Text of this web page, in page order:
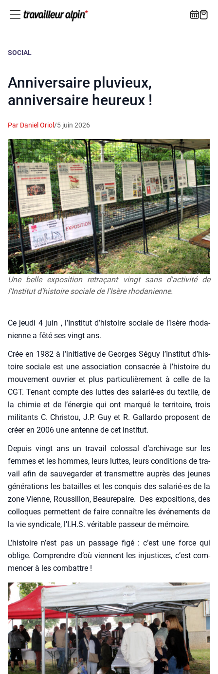
SOCIAL
Anniversaire pluvieux,
anniversaire heureux !
Par Daniel Oriol /5 juin 2026
Une belle exposition retraçant vingt sans d'activité de
l'Institut d'histoire sociale de l'Isère rhodanienne.
Ce jeu­di 4 juin , l’Ins­ti­tut d’his­toire sociale de l’I­sère rho­da­
nienne a fêté ses vingt ans.
Crée en 1982 à l’i­ni­tia­tive de Georges Séguy l’Ins­ti­tut d’his­
toire sociale est une asso­cia­tion consa­crée à l’his­toire du
mou­ve­ment ouvrier et plus par­ti­cu­liè­re­ment à celle de la
CGT. Tenant compte des luttes des sala­rié-es du tex­tile, de
la chi­mie et de l’éner­gie qui ont mar­qué le ter­ri­toire, trois
mili­tants C. Chris­tou, J.P. Guy et R. Gal­lar­do pro­posent de
créer en 2006 une antenne de cet ins­ti­tut.
Depuis vingt ans un tra­vail colos­sal d’ar­chi­vage sur les
femmes et les hommes, leurs luttes, leurs condi­tions de tra­
vail afin de sau­ve­gar­der et trans­mettre auprès des jeunes
géné­ra­tions les batailles et les conquis des sala­rié-es de la
zone Vienne, Rous­sillon, Beau­re­paire. Des expo­si­tions, des
col­loques per­mettent de faire connaître les évé­ne­ments de
la vie syn­di­cale, l’I.H.S. véri­table pas­seur de mémoire.
L’his­toire n’est pas un pas­sage figé : c’est une force qui
oblige. Com­prendre d’où viennent les injus­tices, c’est com­
men­cer à les com­battre !